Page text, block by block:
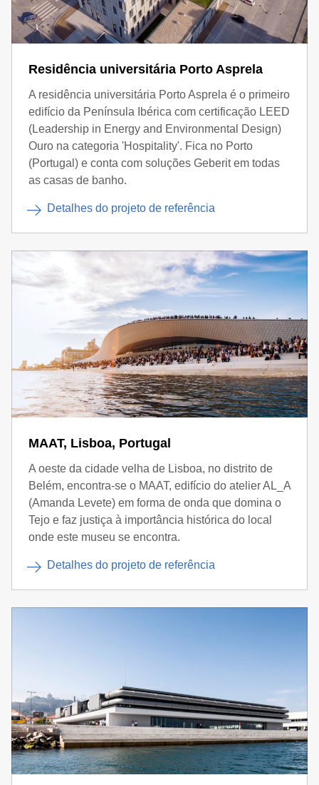
Residência universitária Porto Asprela
A residência universitária Porto Asprela é o primeiro
edifício da Península Ibérica com certificação LEED
(Leadership in Energy and Environmental Design)
Ouro na categoria 'Hospitality'. Fica no Porto
(Portugal) e conta com soluções Geberit em todas
as casas de banho.
Detalhes do projeto de referência
MAAT, Lisboa, Portugal
A oeste da cidade velha de Lisboa, no distrito de
Belém, encontra-se o MAAT, edifício do atelier AL_A
(Amanda Levete) em forma de onda que domina o
Tejo e faz justiça à importância histórica do local
onde este museu se encontra.
Detalhes do projeto de referência